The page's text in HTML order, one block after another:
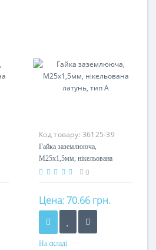
Код товару: 36125-39
Гайка заземлююча,
M25x1,5мм, нікельована
латунь, тип А
0
Цена: 70.66 грн.
На складі